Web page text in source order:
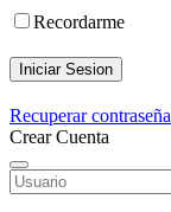
Recordarme
Iniciar Sesion
Recuperar contraseña
Crear Cuenta